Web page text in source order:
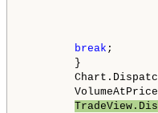
break ;
}